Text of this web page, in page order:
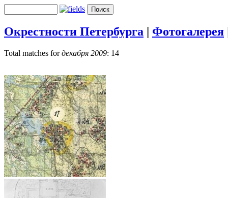
Окрестности Петербурга | Фотогалерея
Total matches forдекабря 2009: 14